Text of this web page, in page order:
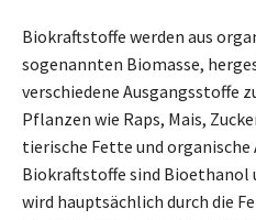
Biokraftstoffe werden aus
sogenannten Biomasse,
verschiedene Ausgangsstoffe
Pflanzen wie Raps, Mais,
tierische Fette und
Biokraftstoffe sind Bioethanol
wird hauptsächlich durch die